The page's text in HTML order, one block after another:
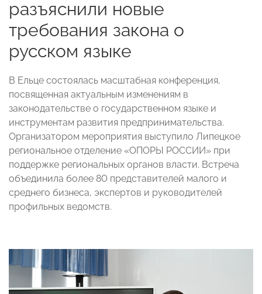
разъяснили новые
требования закона о
русском языке
В Ельце состоялась масштабная конференция,
посвященная актуальным изменениям в
законодательстве о государственном языке и
инструментам развития предпринимательства.
Организатором мероприятия выступило Липецкое
региональное отделение «ОПОРЫ РОССИИ» при
поддержке региональных органов власти. Встреча
объединила более 80 представителей малого и
среднего бизнеса, экспертов и руководителей
профильных ведомств.